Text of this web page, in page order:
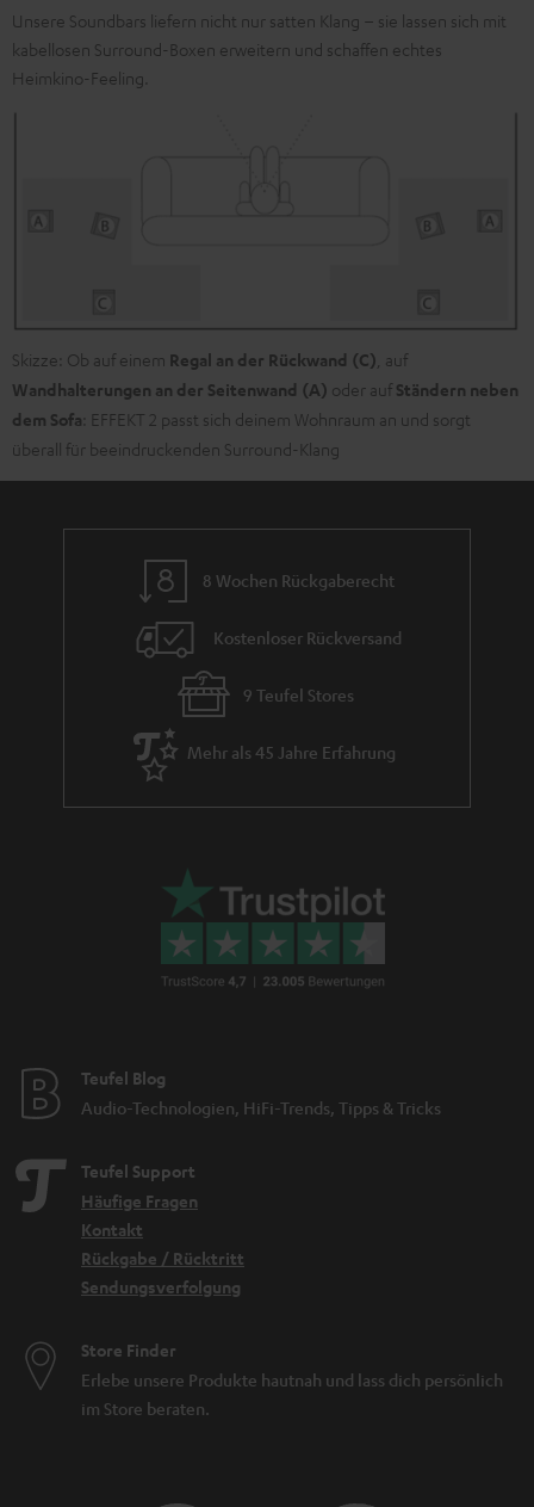
Unsere Soundbars liefern nicht nur satten Klang – sie lassen sich mit
kabellosen Surround-Boxen erweitern und schaffen echtes
Heimkino-Feeling.
Skizze: Ob auf einem Regal an der Rückwand (C) , auf
Wandhalterungen an der Seitenwand (A) oder auf Ständern neben
dem Sofa : EFFEKT 2 passt sich deinem Wohnraum an und sorgt
überall für beeindruckenden Surround-Klang
8 Wochen Rückgaberecht
Kostenloser Rückversand
9 Teufel Stores
Mehr als 45 Jahre Erfahrung
Teufel Blog
Audio-Technologien, HiFi-Trends, Tipps & Tricks
Teufel Support
Häufige Fragen
Kontakt
Rückgabe / Rücktritt
Sendungsverfolgung
Store Finder
Erlebe unsere Produkte hautnah und lass dich persönlich
im Store beraten.